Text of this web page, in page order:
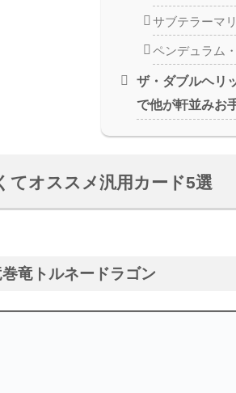
サブテラーマ
ペンデュラム
ザ・ダブルヘリ
で他が軒並みお
てオススメ汎用カード5選
竜トルネードラゴン